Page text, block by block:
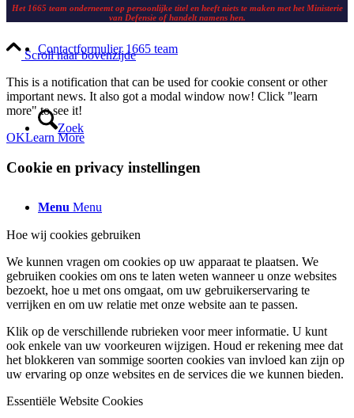
Contactformulier 1665 team
Zoek
Menu Menu
Het 1665 team onderneemt op persoonlijke titel en heeft niets te maken met het Ministerie
van Defensie of handelt namens hen.
Scroll naar bovenzijde
This is a notification that can be used for cookie consent or other
important news. It also got a modal window now! Click "learn
more" to see it!
OKLearn More
Cookie en privacy instellingen
Hoe wij cookies gebruiken
We kunnen vragen om cookies op uw apparaat te plaatsen. We
gebruiken cookies om ons te laten weten wanneer u onze websites
bezoekt, hoe u met ons omgaat, om uw gebruikerservaring te
verrijken en om uw relatie met onze website aan te passen.
Klik op de verschillende rubrieken voor meer informatie. U kunt
ook enkele van uw voorkeuren wijzigen. Houd er rekening mee dat
het blokkeren van sommige soorten cookies van invloed kan zijn op
uw ervaring op onze websites en de services die we kunnen bieden.
Essentiële Website Cookies